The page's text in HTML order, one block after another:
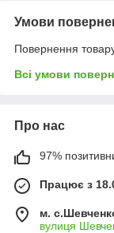
Умови
Повернення
Всі умови
Про нас
97%
Працює з
м.
вулиця